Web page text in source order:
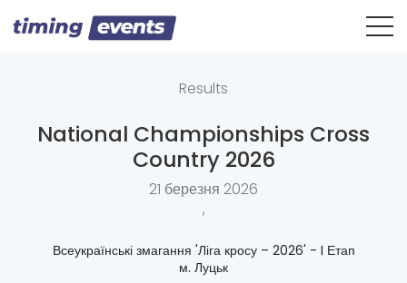
Results
National Championships Cross
Country 2026
21 березня 2026
,
Всеукраїнські змагання 'Ліга кросу – 2026' - I Етап
м. Луцьк